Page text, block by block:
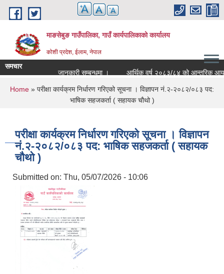
Skip to main content
माङसेबुङ गाउँपालिका, गाउँ कार्यपालिकाको कार्यालय
कोशी प्रदेश, ईलाम, नेपाल
समचार
जानकारी सम्बन्धमा ।
आर्थिक वर्ष २०८३/८४ को आन्तरिक आयको
You are here
Home » परीक्षा कार्यक्रम निर्धारण गरिएको सूचना । विज्ञापन नं.२-२०८२/०८३ पद:
भाषिक सहजकर्ता ( सहायक चौथो )
परीक्षा कार्यक्रम निर्धारण गरिएको सूचना । विज्ञापन
नं.२-२०८२/०८३ पद: भाषिक सहजकर्ता ( सहायक
चौथो )
Submitted on: Thu, 05/07/2026 - 10:06